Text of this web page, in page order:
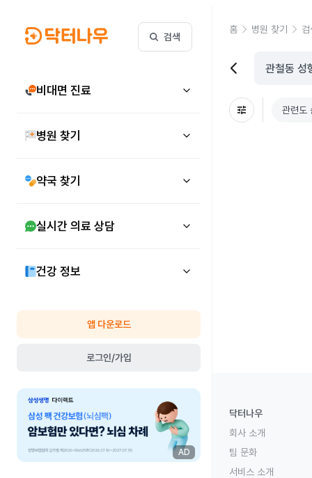
검색
비대면 진료
병원 찾기
약국 찾기
실시간 의료 상담
건강 정보
앱 다운로드
로그인/가입
AD
홈 병원 찾기
관련도
닥터나우
회사 소개
팀 문화
서비스 소개